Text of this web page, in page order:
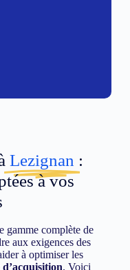
Lezignan :
à vos
gamme complète de
aux exigences des
à optimiser les
. Voici